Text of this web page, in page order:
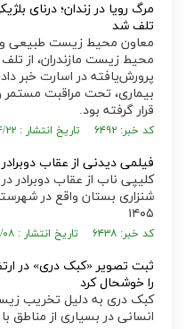
مرگ رویا در زندان؛ درنای
تلف شد
معاون محیط زیست طبیعی و
محیط زیست مازندران، از
پرورش‌یافته در اسارت خبر
بیماری، تحت مراقبت
قرار گرفته بود.
کد خبر: ۶۴۹۲ تاریخ انتشار : ۱۴۰۵/۰۴/۲۲
فیلمی دیدنی از عقاب
کلیپی ناب از عقاب
شنزاری بستان واقع در
۱۴۰۵
کد خبر: ۶۴۳۸ تاریخ انتشار : ۱۴۰۵/۰۴/۰۸
ثبت تصویر «کبک دری» در
را خوشحال کرد
کبک دری به دلیل تخریب
انسانی در بسیاری از